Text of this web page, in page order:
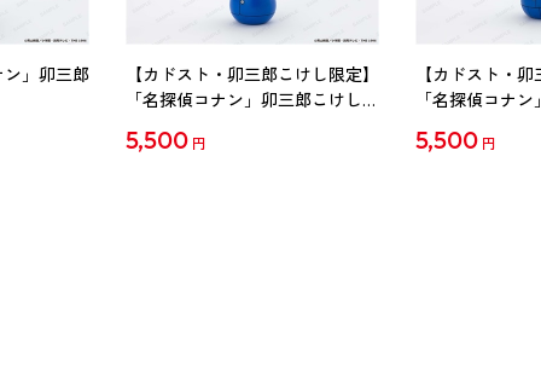
」卯三郎
【カドスト・卯三郎こけし限定】
「名探偵コナン」卯三郎こけし
5,500 円
【カドスト・
「名探偵コナ
5,500 円